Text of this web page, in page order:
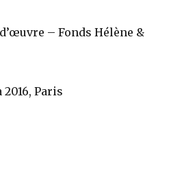
– Fonds Hélène &